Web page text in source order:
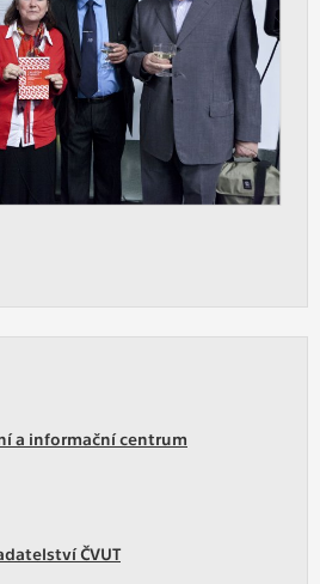
a informační centrum
ČVUT